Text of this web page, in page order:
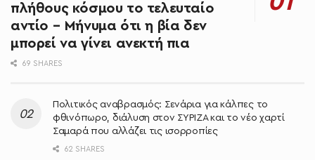
πλήθους κόσμου το τελευταίο
αντίο – Μήνυμα ότι η βία δεν
μπορεί να γίνει ανεκτή πια
69 SHARES
Πολιτικός αναβρασμός: Σενάρια για κάλπες το
φθινόπωρο, διάλυση στον ΣΥΡΙΖΑ και το νέο χαρτί
Σαμαρά που αλλάζει τις ισορροπίες
62 SHARES